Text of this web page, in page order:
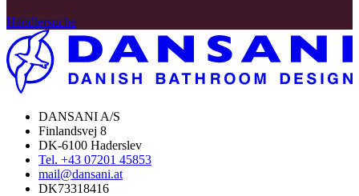
Händlersuche
DANSANI A/S
Finlandsvej 8
DK-6100 Haderslev
Tel. +43 07201 45853
mail@dansani.at
DK73318416